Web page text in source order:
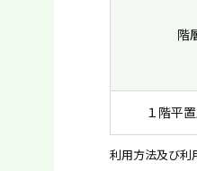
階
１階平
利用方法及び利